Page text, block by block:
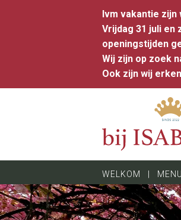
Ivm vakantie zijn
Vrijdag 31 juli en
openingstijden
Wij zijn op zoek
Ook zijn wij
WELKOM MENU